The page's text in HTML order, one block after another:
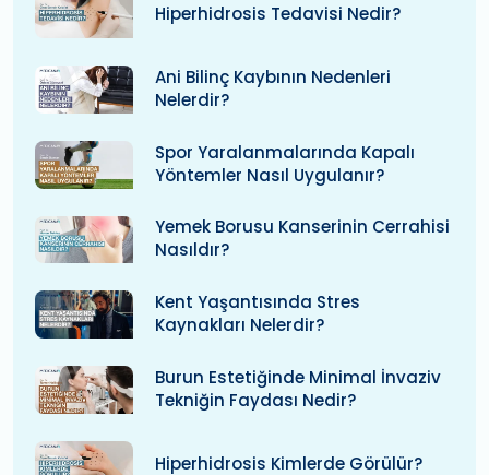
Hiperhidrosis Tedavisi Nedir?
Ani Bilinç Kaybının Nedenleri
Nelerdir?
Spor Yaralanmalarında Kapalı
Yöntemler Nasıl Uygulanır?
Yemek Borusu Kanserinin Cerrahisi
Nasıldır?
Kent Yaşantısında Stres
Kaynakları Nelerdir?
Burun Estetiğinde Minimal İnvaziv
Tekniğin Faydası Nedir?
Hiperhidrosis Kimlerde Görülür?